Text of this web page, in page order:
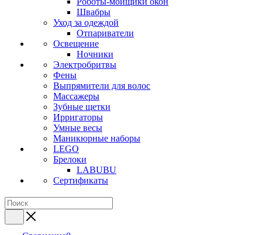
Швабры
Уход за одеждой
Отпариватели
Освещение
Ночники
Электробритвы
Фены
Выпрямители для волос
Массажеры
Зубные щетки
Ирригаторы
Умные весы
Маникюрные наборы
LEGO
Брелоки
LABUBU
Сертификаты